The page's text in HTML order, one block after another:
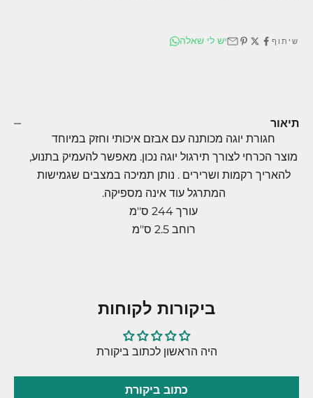
שיתוף יש לי שאלה
תיאור
חגורת יוגה מכותנה עם אבזם איכותי וחזק במיוחד
מוצר הכרחי לצורך תירגול יוגה נכון. מאפשר להעמיק בתנוע,
להאריך רקמות ושרירים . נותן תמיכה במצבים שגמישות
המתרגל עוד אינה מספיקה.
עורך 244 ס''מ
רוחב 2.5 ס''מ
ביקורות לקוחות
היה הראשון לכתוב ביקורת
כתוב ביקורת